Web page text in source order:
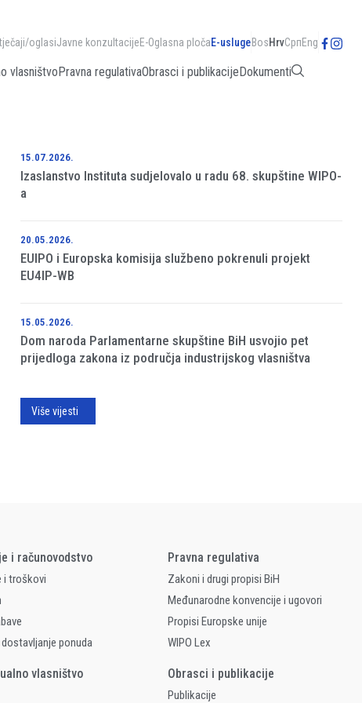
oglasiJavne konzultacijeE-Oglasna pločaE-uslugeBosHrvСрпEng
vlasništvoPravna regulativaObrasci i publikacijeDokumenti
15.07.2026.
Izaslanstvo Instituta sudjelovalo u radu 68. skupštine WIPO-
a
20.05.2026.
EUIPO i Europska komisija službeno pokrenuli projekt
EU4IP-WB
15.05.2026.
Dom naroda Parlamentarne skupštine BiH usvojio pet
prijedloga zakona iz područja industrijskog vlasništva
Više vijesti
i računovodstvo
i troškovi
ponuda
vlasništvo
Pravna regulativa
Zakoni i drugi propisi BiH
Međunarodne konvencije i ugovori
Propisi Europske unije
WIPO Lex
Obrasci i publikacije
Publikacije